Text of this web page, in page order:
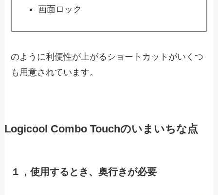
画面ロック
のように利便性が上がるショートカットがいくつ
も用意されています。
Logicool Combo Touchのいまいちな点
１，使用するとき、奥行きが必要